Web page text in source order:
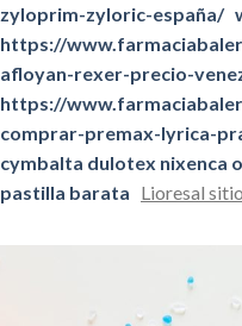
zyloprim-zyloric-españa/
https://
afloyan-rexer-precio-
https://
comprar-premax-lyrica-
cymbalta dulotex nixenca
pastilla barata Lioresal